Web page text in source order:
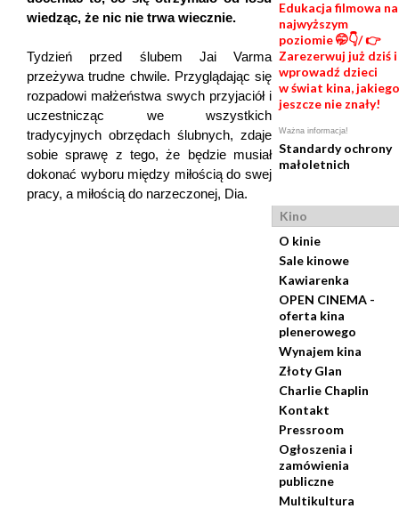
wiedząc, że nic nie trwa wiecznie.
Tydzień przed ślubem Jai Varma
przeżywa trudne chwile. Przyglądając się
rozpadowi małżeństwa swych przyjaciół i
uczestnicząc we wszystkich
tradycyjnych obrzędach ślubnych, zdaje
sobie sprawę z tego, że będzie musiał
dokonać wyboru między miłością do swej
pracy, a miłością do narzeczonej, Dia.
Edukacja filmowa na
najwyższym
poziomie 🤭👇/ 👉
Zarezerwuj już dziś i
wprowadź dzieci
w świat kina, jakiego
jeszcze nie znały!
Ważna informacja!
Standardy ochrony
małoletnich
Kino
O kinie
Sale kinowe
Kawiarenka
OPEN CINEMA -
oferta kina
plenerowego
Wynajem kina
Złoty Glan
Charlie Chaplin
Kontakt
Pressroom
Ogłoszenia i
zamówienia
publiczne
Multikultura